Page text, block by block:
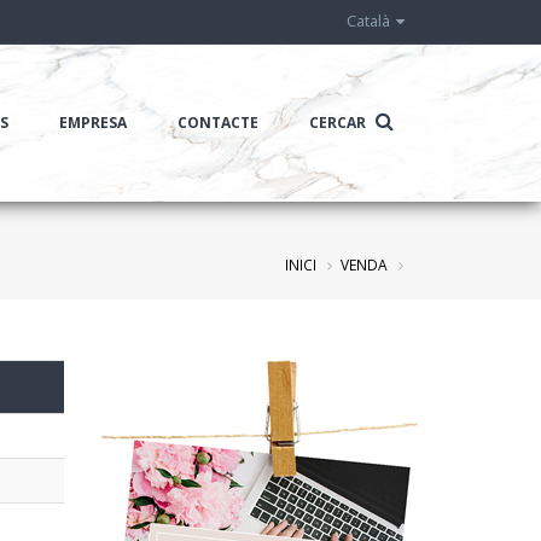
Català
EMPRESA CONTACTE CERCAR
INICI VENDA